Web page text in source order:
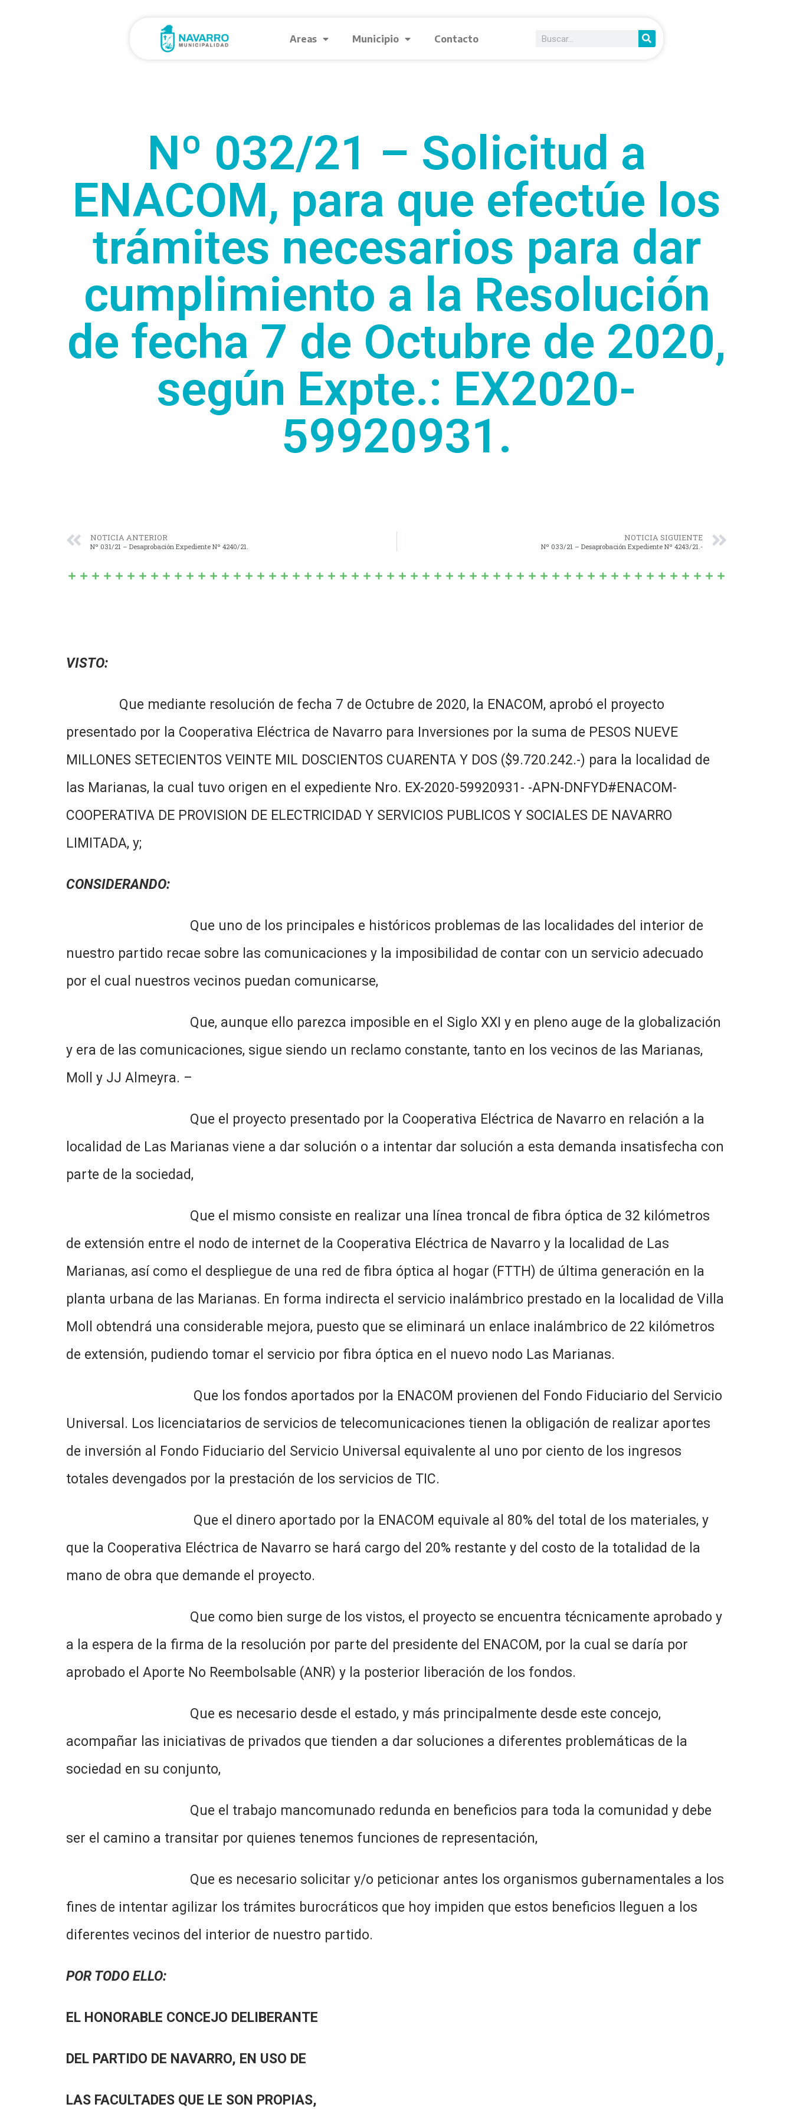
Areas Municipio Contacto
Nº 032/21 – Solicitud a
ENACOM, para que efectúe los
trámites necesarios para dar
cumplimiento a la Resolución
de fecha 7 de Octubre de 2020,
según Expte.: EX2020-
59920931.
NOTICIA ANTERIOR
Nº 031/21 – Desaprobación Expediente Nº 4240/21.
NOTICIA SIGUIENTE
Nº 033/21 – Desaprobación Expediente Nº 4243/21.-
VISTO:
Que mediante resolución de fecha 7 de Octubre de 2020, la ENACOM, aprobó el proyecto
presentado por la Cooperativa Eléctrica de Navarro para Inversiones por la suma de PESOS NUEVE
MILLONES SETECIENTOS VEINTE MIL DOSCIENTOS CUARENTA Y DOS ($9.720.242.-) para la localidad de
las Marianas, la cual tuvo origen en el expediente Nro. EX-2020-59920931- -APN-DNFYD#ENACOM-
COOPERATIVA DE PROVISION DE ELECTRICIDAD Y SERVICIOS PUBLICOS Y SOCIALES DE NAVARRO
LIMITADA, y;
CONSIDERANDO:
Que uno de los principales e históricos problemas de las localidades del interior de
nuestro partido recae sobre las comunicaciones y la imposibilidad de contar con un servicio adecuado
por el cual nuestros vecinos puedan comunicarse,
Que, aunque ello parezca imposible en el Siglo XXI y en pleno auge de la globalización
y era de las comunicaciones, sigue siendo un reclamo constante, tanto en los vecinos de las Marianas,
Moll y JJ Almeyra. –
Que el proyecto presentado por la Cooperativa Eléctrica de Navarro en relación a la
localidad de Las Marianas viene a dar solución o a intentar dar solución a esta demanda insatisfecha con
parte de la sociedad,
Que el mismo consiste en realizar una línea troncal de fibra óptica de 32 kilómetros
de extensión entre el nodo de internet de la Cooperativa Eléctrica de Navarro y la localidad de Las
Marianas, así como el despliegue de una red de fibra óptica al hogar (FTTH) de última generación en la
planta urbana de las Marianas. En forma indirecta el servicio inalámbrico prestado en la localidad de Villa
Moll obtendrá una considerable mejora, puesto que se eliminará un enlace inalámbrico de 22 kilómetros
de extensión, pudiendo tomar el servicio por fibra óptica en el nuevo nodo Las Marianas.
Que los fondos aportados por la ENACOM provienen del Fondo Fiduciario del Servicio
Universal. Los licenciatarios de servicios de telecomunicaciones tienen la obligación de realizar aportes
de inversión al Fondo Fiduciario del Servicio Universal equivalente al uno por ciento de los ingresos
totales devengados por la prestación de los servicios de TIC.
Que el dinero aportado por la ENACOM equivale al 80% del total de los materiales, y
que la Cooperativa Eléctrica de Navarro se hará cargo del 20% restante y del costo de la totalidad de la
mano de obra que demande el proyecto.
Que como bien surge de los vistos, el proyecto se encuentra técnicamente aprobado y
a la espera de la firma de la resolución por parte del presidente del ENACOM, por la cual se daría por
aprobado el Aporte No Reembolsable (ANR) y la posterior liberación de los fondos.
Que es necesario desde el estado, y más principalmente desde este concejo,
acompañar las iniciativas de privados que tienden a dar soluciones a diferentes problemáticas de la
sociedad en su conjunto,
Que el trabajo mancomunado redunda en beneficios para toda la comunidad y debe
ser el camino a transitar por quienes tenemos funciones de representación,
Que es necesario solicitar y/o peticionar antes los organismos gubernamentales a los
fines de intentar agilizar los trámites burocráticos que hoy impiden que estos beneficios lleguen a los
diferentes vecinos del interior de nuestro partido.
POR TODO ELLO:
EL HONORABLE CONCEJO DELIBERANTE
DEL PARTIDO DE NAVARRO, EN USO DE
LAS FACULTADES QUE LE SON PROPIAS,